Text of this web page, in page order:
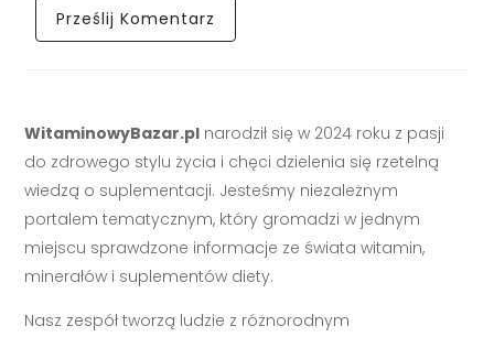
WitaminowyBazar.pl narodził się w 2024 roku z pasji
do zdrowego stylu życia i chęci dzielenia się rzetelną
wiedzą o suplementacji. Jesteśmy niezależnym
portalem tematycznym, który gromadzi w jednym
miejscu sprawdzone informacje ze świata witamin,
minerałów i suplementów diety.
Nasz zespół tworzą ludzie z różnorodnym